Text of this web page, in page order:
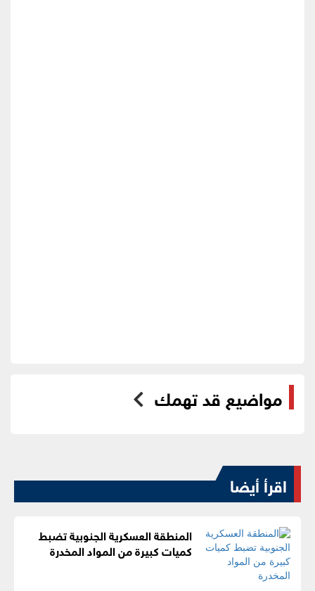
مواضيع قد تهمك
اقرأ أيضا
المنطقة العسكرية الجنوبية تضبط
كميات كبيرة من المواد المخدرة